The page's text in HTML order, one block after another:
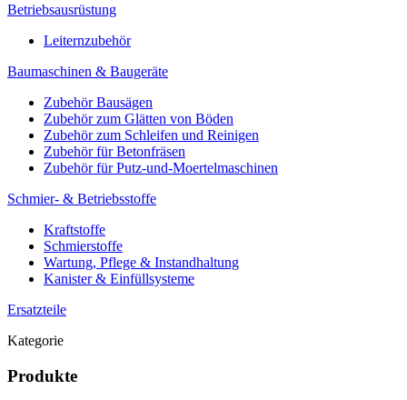
Betriebsausrüstung
Leiternzubehör
Baumaschinen & Baugeräte
Zubehör Bausägen
Zubehör zum Glätten von Böden
Zubehör zum Schleifen und Reinigen
Zubehör für Betonfräsen
Zubehör für Putz-und-Moertelmaschinen
Schmier- & Betriebsstoffe
Kraftstoffe
Schmierstoffe
Wartung, Pflege & Instandhaltung
Kanister & Einfüllsysteme
Ersatzteile
Kategorie
Produkte